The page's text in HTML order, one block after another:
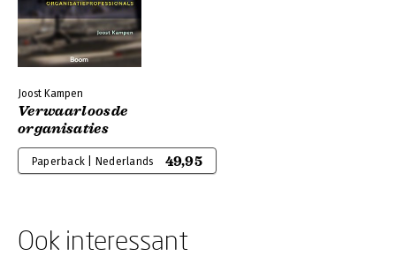
Joost Kampen
Verwaarloosde
organisaties
Paperback | Nederlands 49,95
Ook interessant